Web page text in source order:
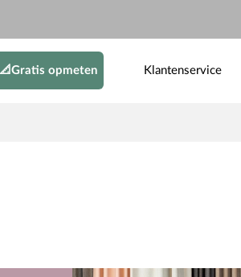
📐Gratis opmeten Klantenservice